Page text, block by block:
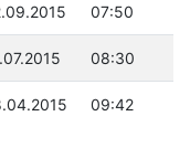
07:50
08:30
09:42